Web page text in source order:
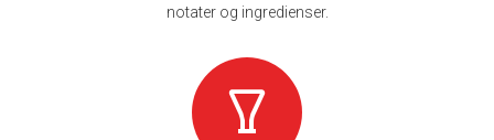
notater og ingredienser.